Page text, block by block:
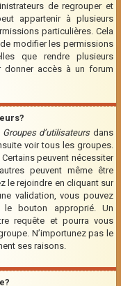
de regrouper et
appartenir à plusieurs
particulières. Cela
modifier les permissions
que rendre plusieurs
donner accès à un forum
Groupes d’utilisateursdans
voir tous les groupes.
Certains peuvent nécessiter
peuvent même être
le rejoindre en cliquant sur
validation, vous pouvez
bouton approprié. Un
requête et pourra vous
N’importunez pas le
ses raisons.